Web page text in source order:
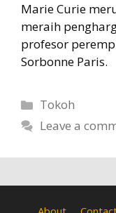
Marie Curie
meraih
profesor
Sorbonne Paris.
Categories
Tokoh
Leave a